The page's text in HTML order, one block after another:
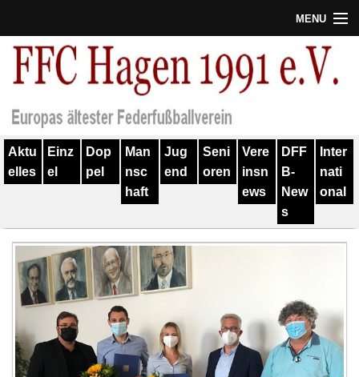
MENU
Termine
Verein
Geschichte
Training
Spieler
Kontakt
Links
Impressum
Aktu
elles
Einz
el
Dop
pel
Man
nsc
haft
Jug
end
Seni
oren
Vere
insn
ews
DFF
B-
New
s
Inter
nati
onal